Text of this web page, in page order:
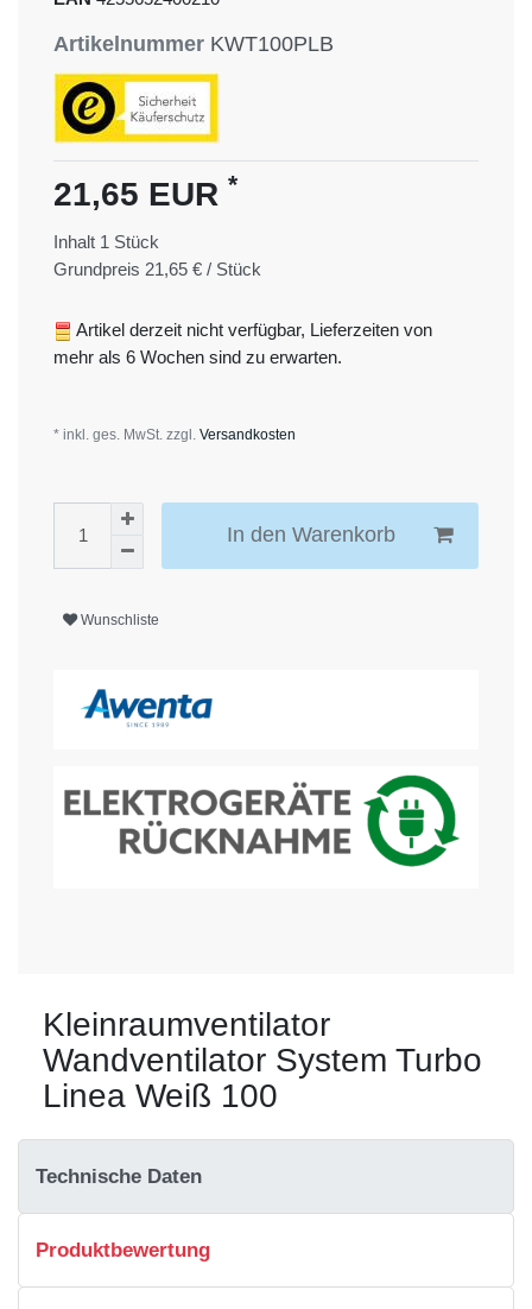
Artikelnummer KWT100PLB
21,65 EUR *
Inhalt 1 Stück
Grundpreis 21,65 € / Stück
Artikel derzeit nicht verfügbar, Lieferzeiten von
mehr als 6 Wochen sind zu erwarten.
* inkl. ges. MwSt. zzgl. Versandkosten
In den Warenkorb
Wunschliste
Kleinraumventilator
Wandventilator System Turbo
Linea Weiß 100
Technische Daten
Produktbewertung